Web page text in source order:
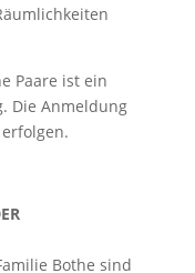
Paare ist ein
Die Anmeldung
Bothe sind